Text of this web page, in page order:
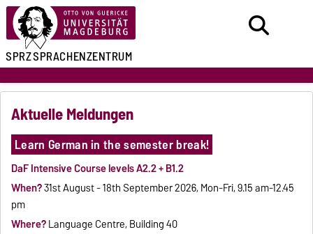
SPRZSPRACHENZENTRUM
Aktuelle Meldungen
Learn German in the semester break!
DaF Intensive Course levels A2.2 + B1.2
When?31st August - 18th September 2026, Mon-Fri, 9.15 am-12.45
pm
Where?Language Centre, Building 40